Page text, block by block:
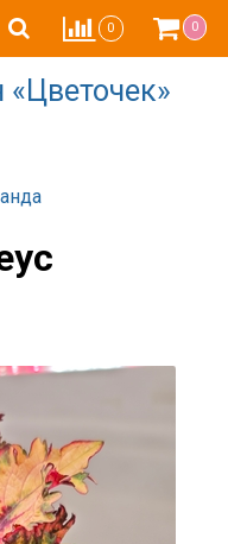
0 0
«Цветочек»